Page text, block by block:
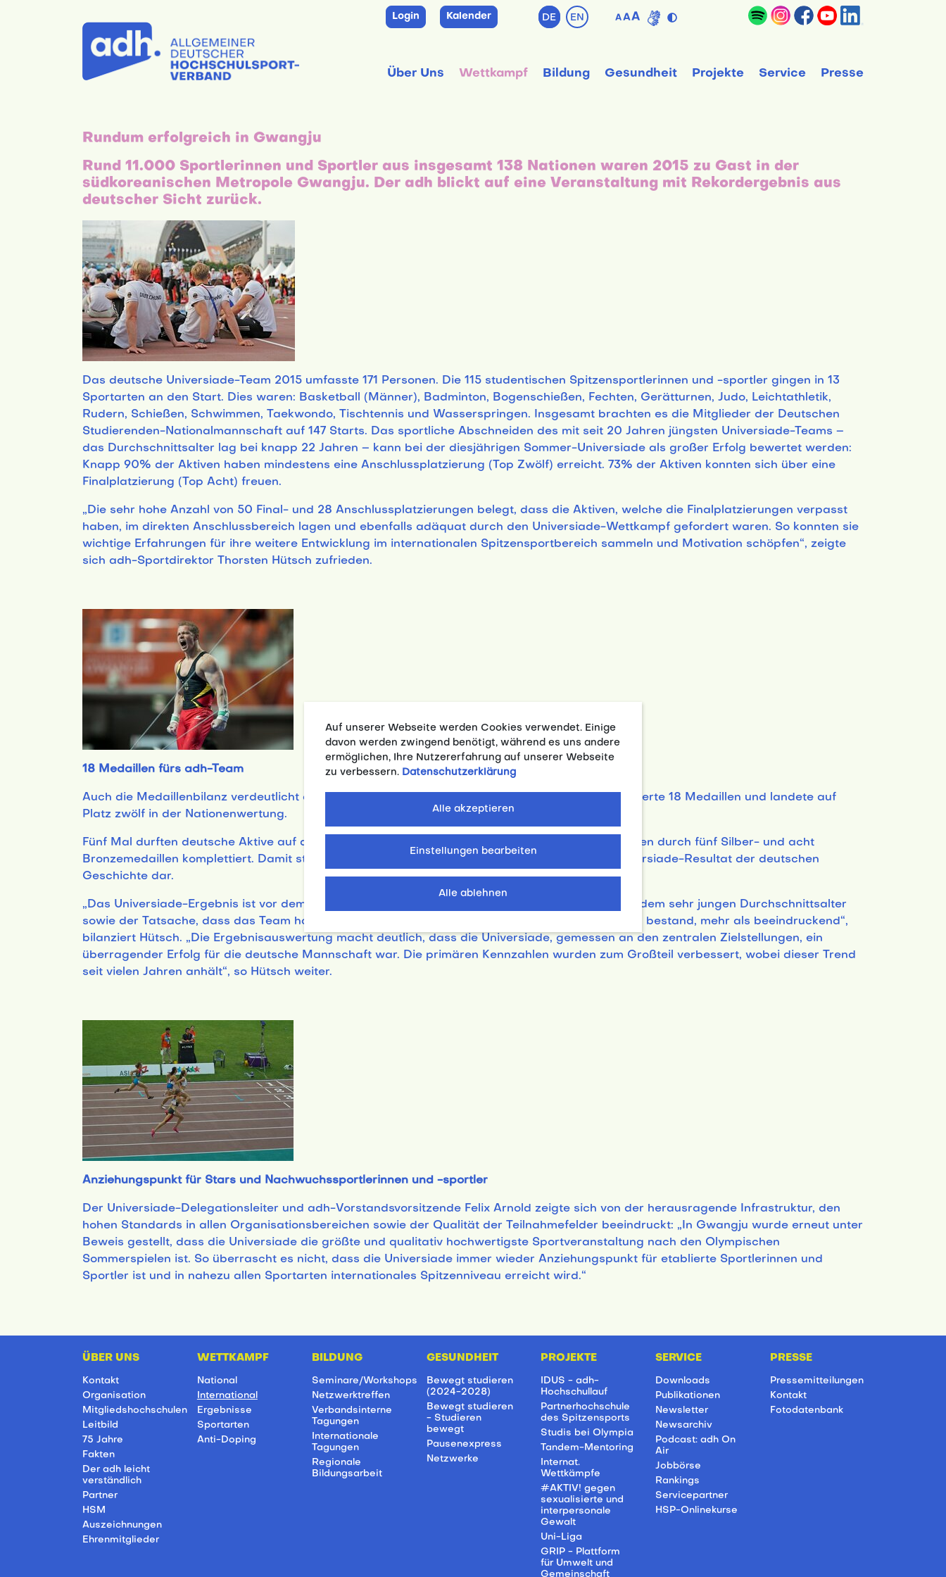
Login Kalender DE EN A AA
Über Uns Wettkampf Bildung Gesundheit Projekte Service Presse
Rundum erfolgreich in Gwangju
Rund 11.000 Sportlerinnen und Sportler aus insgesamt 138 Nationen waren 2015 zu Gast in der
südkoreanischen Metropole Gwangju. Der adh blickt auf eine Veranstaltung mit Rekordergebnis aus
deutscher Sicht zurück.
Das deutsche Universiade-Team 2015 umfasste 171 Personen. Die 115 studentischen Spitzensportlerinnen und -sportler gingen in 13
Sportarten an den Start. Dies waren: Basketball (Männer), Badminton, Bogenschießen, Fechten, Gerätturnen, Judo, Leichtathletik,
Rudern, Schießen, Schwimmen, Taekwondo, Tischtennis und Wasserspringen. Insgesamt brachten es die Mitglieder der Deutschen
Studierenden-Nationalmannschaft auf 147 Starts. Das sportliche Abschneiden des mit seit 20 Jahren jüngsten Universiade-Teams –
das Durchschnittsalter lag bei knapp 22 Jahren – kann bei der diesjährigen Sommer-Universiade als großer Erfolg bewertet werden:
Knapp 90% der Aktiven haben mindestens eine Anschlussplatzierung (Top Zwölf) erreicht. 73% der Aktiven konnten sich über eine
Finalplatzierung (Top Acht) freuen.
„Die sehr hohe Anzahl von 50 Final- und 28 Anschlussplatzierungen belegt, dass die Aktiven, welche die Finalplatzierungen verpasst
haben, im direkten Anschlussbereich lagen und ebenfalls adäquat durch den Universiade-Wettkampf gefordert waren. So konnten sie
wichtige Erfahrungen für ihre weitere Entwicklung im internationalen Spitzensportbereich sammeln und Motivation schöpfen“, zeigte
sich adh-Sportdirektor Thorsten Hütsch zufrieden.
18 Medaillen fürs adh-Team
Auch die Medaillenbilanz verdeutlicht das hohe Niveau der deutschen Mannschaft. Das Team feierte 18 Medaillen und landete auf
Platz zwölf in der Nationenwertung.
Fünf Mal durften deutsche Aktive auf dem obersten Podestplatz stehen. Die Goldmedaillen wurden durch fünf Silber- und acht
Bronzemedaillen komplettiert. Damit stellt die Medaillenbilanz von Südkorea das drittbeste Universiade-Resultat der deutschen
Geschichte dar.
„Das Universiade-Ergebnis ist vor dem erneut sehr hohen sportlichen Niveau der Veranstaltung, dem sehr jungen Durchschnittsalter
sowie der Tatsache, dass das Team hauptsächlich aus B- und C-Kaderathletinnen und -athleten bestand, mehr als beeindruckend“,
bilanziert Hütsch. „Die Ergebnisauswertung macht deutlich, dass die Universiade, gemessen an den zentralen Zielstellungen, ein
überragender Erfolg für die deutsche Mannschaft war. Die primären Kennzahlen wurden zum Großteil verbessert, wobei dieser Trend
seit vielen Jahren anhält“, so Hütsch weiter.
Anziehungspunkt für Stars und Nachwuchssportlerinnen und -sportler
Der Universiade-Delegationsleiter und adh-Vorstandsvorsitzende Felix Arnold zeigte sich von der herausragende Infrastruktur, den
hohen Standards in allen Organisationsbereichen sowie der Qualität der Teilnahmefelder beeindruckt: „In Gwangju wurde erneut unter
Beweis gestellt, dass die Universiade die größte und qualitativ hochwertigste Sportveranstaltung nach den Olympischen
Sommerspielen ist. So überrascht es nicht, dass die Universiade immer wieder Anziehungspunkt für etablierte Sportlerinnen und
Sportler ist und in nahezu allen Sportarten internationales Spitzenniveau erreicht wird.“
ÜBER UNS
Kontakt
Organisation
Mitgliedshochschulen
Leitbild
75 Jahre
Fakten
Der adh leicht
verständlich
Partner
HSM
Auszeichnungen
Ehrenmitglieder
WETTKAMPF
National
International
Ergebnisse
Sportarten
Anti-Doping
BILDUNG
Seminare/Workshops
Netzwerktreffen
Verbandsinterne
Tagungen
Internationale
Tagungen
Regionale
Bildungsarbeit
GESUNDHEIT
Bewegt studieren
(2024-2028)
Bewegt studieren
- Studieren
bewegt
Pausenexpress
Netzwerke
PROJEKTE
IDUS - adh-
Hochschullauf
Partnerhochschule
des Spitzensports
Studis bei Olympia
Tandem-Mentoring
Internat.
Wettkämpfe
#AKTIV! gegen
sexualisierte und
interpersonale
Gewalt
Uni-Liga
GRIP - Plattform
für Umwelt und
Gemeinschaft
SERVICE
Downloads
Publikationen
Newsletter
Newsarchiv
Podcast: adh On
Air
Jobbörse
Rankings
Servicepartner
HSP-Onlinekurse
PRESSE
Pressemitteilungen
Kontakt
Fotodatenbank
Auf unserer Webseite werden Cookies verwendet. Einige
davon werden zwingend benötigt, während es uns andere
ermöglichen, Ihre Nutzererfahrung auf unserer Webseite
zu verbessern. Datenschutzerklärung
Einstellungen bearbeiten
Alle ablehnen
Alle akzeptieren